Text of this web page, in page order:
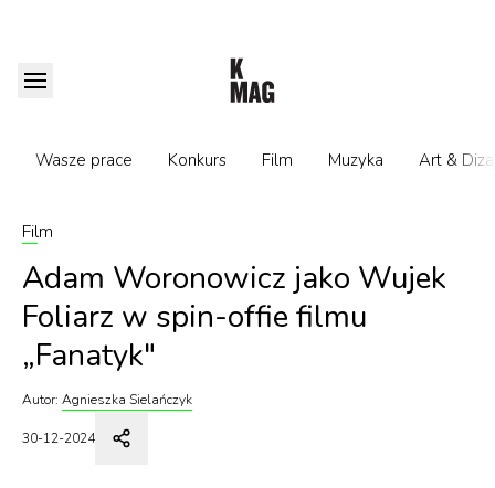
Wasze prace Konkurs Film Muzyka Art &
Film
Adam Woronowicz jako Wujek
Foliarz w spin-offie filmu
„Fanatyk"
Autor: Agnieszka Sielańczyk
30-12-2024